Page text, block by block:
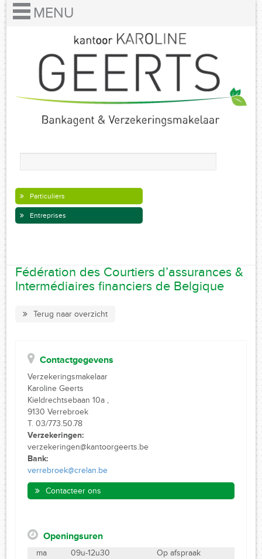
Particuliers
Entreprises
Fédération des Courtiers d’assurances &
Intermédiaires financiers de Belgique
Terug naar overzicht
Contactgegevens
Verzekeringsmakelaar
Karoline Geerts
Kieldrechtsebaan 10a ,
9130 Verrebroek
T. 03/773.50.78
Verzekeringen:
verzekeringen@kantoorgeerts.be
Bank:
verrebroek@crelan.be
Contacteer ons
Openingsuren
ma 09u-12u30
Op afspraak